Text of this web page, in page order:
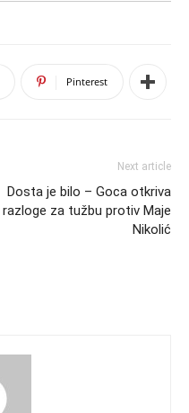
Pinterest
Next article
Dosta je bilo – Goca otkriva
razloge za tužbu protiv Maje
Nikolić